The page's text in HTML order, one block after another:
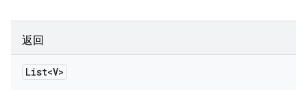
返回
List<V>